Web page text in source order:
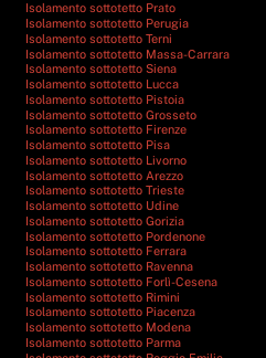
Isolamento sottotetto Prato
Isolamento sottotetto Perugia
Isolamento sottotetto Terni
Isolamento sottotetto Massa-Carrara
Isolamento sottotetto Siena
Isolamento sottotetto Lucca
Isolamento sottotetto Pistoia
Isolamento sottotetto Grosseto
Isolamento sottotetto Firenze
Isolamento sottotetto Pisa
Isolamento sottotetto Livorno
Isolamento sottotetto Arezzo
Isolamento sottotetto Trieste
Isolamento sottotetto Udine
Isolamento sottotetto Gorizia
Isolamento sottotetto Pordenone
Isolamento sottotetto Ferrara
Isolamento sottotetto Ravenna
Isolamento sottotetto Forlì-Cesena
Isolamento sottotetto Rimini
Isolamento sottotetto Piacenza
Isolamento sottotetto Modena
Isolamento sottotetto Parma